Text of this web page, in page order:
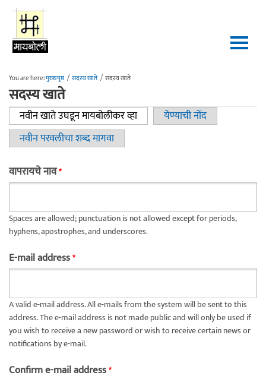
Skip to main content
You are here:मुख्यपृष्ठ / सदस्य खाते / सदस्य खाते
सदस्य खाते
Primary tabs
नवीन खाते उघडून मायबोलीकर व्हा(active tab)येण्याची नोंद
नवीन परवलीचा शब्द मागवा
वापरायचे नाव*
Spaces are allowed; punctuation is not allowed except for periods,
hyphens, apostrophes, and underscores.
E-mail address*
A valid e-mail address. All e-mails from the system will be sent to this
address. The e-mail address is not made public and will only be used if
you wish to receive a new password or wish to receive certain news or
notifications by e-mail.
Confirm e-mail address*